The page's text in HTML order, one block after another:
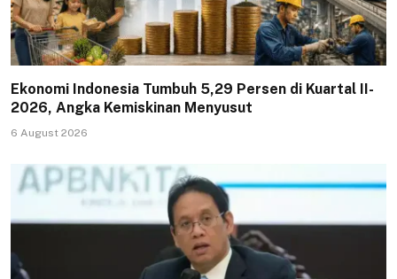
Ekonomi Indonesia Tumbuh 5,29 Persen di Kuartal II-
2026, Angka Kemiskinan Menyusut
6 August 2026